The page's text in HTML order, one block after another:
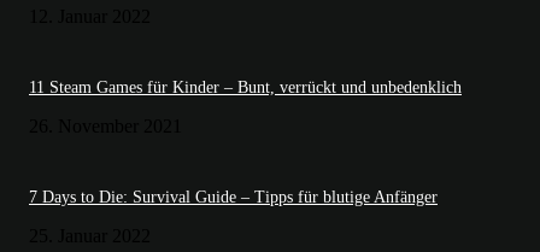
11 Steam Games für Kinder – Bunt, verrückt und unbedenklich
7 Days to Die: Survival Guide – Tipps für blutige Anfänger